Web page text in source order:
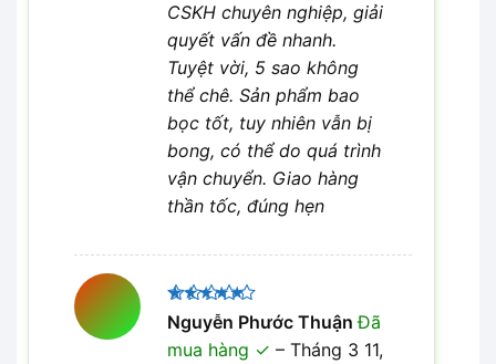
CSKH chuyên nghiệp, giải
quyết vấn đề nhanh.
Tuyệt vời, 5 sao không
thể chê. Sản phẩm bao
bọc tốt, tuy nhiên vẫn bị
bong, có thể do quá trình
vận chuyển. Giao hàng
thần tốc, đúng hẹn
Được xếp
hạng 5
sao
Nguyễn Phước ThuậnĐã
mua hàng
– Tháng 3 11,